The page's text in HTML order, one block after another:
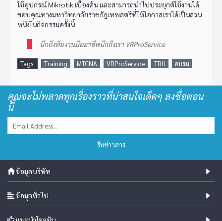
ใช้อุปกรณ์ Mikrotik เบื้องต้น และสามารถนำไปประยุกต์ใช้งานได้
ขอบคุณทางมหาวิทยาลัยราชภัฏเทพสตรีที่ให้โอกาสเราได้เป็นส่วน
หนึ่งในกิจกรรมครั้งนี้
นึกถึงทีมงานมืออาชีพนึกถึงเรา VRProService
Tags: Training MTCNA VRProService TRU อบรม
คุณจะไม่พลาดทุกเรื่องราวที่น่าสนใจเด็ดๆ ลงชื่อตอน
นี้
รับข่าวสาร
ข้อมูลบริษัท
ข้อมูลทั่วไป